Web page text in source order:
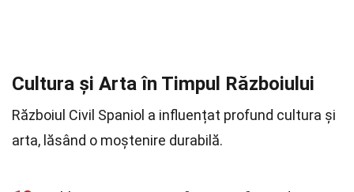
Cultura și Arta în Timpul Războiului
Războiul Civil Spaniol a influențat profund cultura și
arta, lăsând o moștenire durabilă.